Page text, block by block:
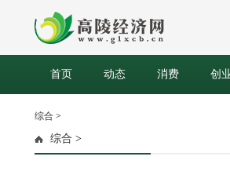
首页 动态 消费 创
综合 >
综合 >